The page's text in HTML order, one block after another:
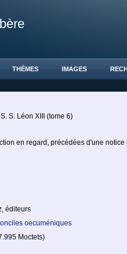
THÈMES IMAGES
S. Léon XIII (tome 6)
en regard, précédées d'une
éditeurs
oecuméniques
Moctets)